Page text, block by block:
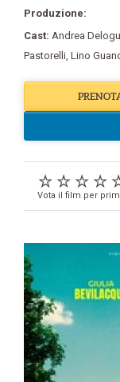
Produzione:
Cast: Andrea Delogu
Pastorelli, Lino
Vota il film per